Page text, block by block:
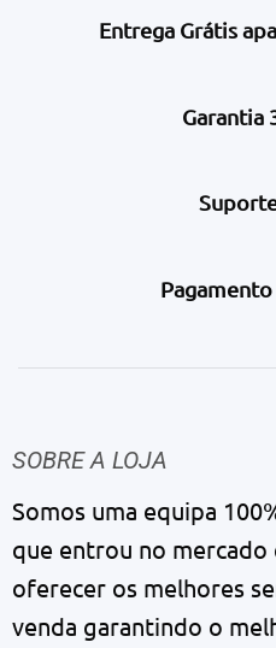
Entrega Grátis
Garantia
SOBRE A LOJA
Somos uma equipa
que entrou no mercado
oferecer os melhores
venda garantindo o